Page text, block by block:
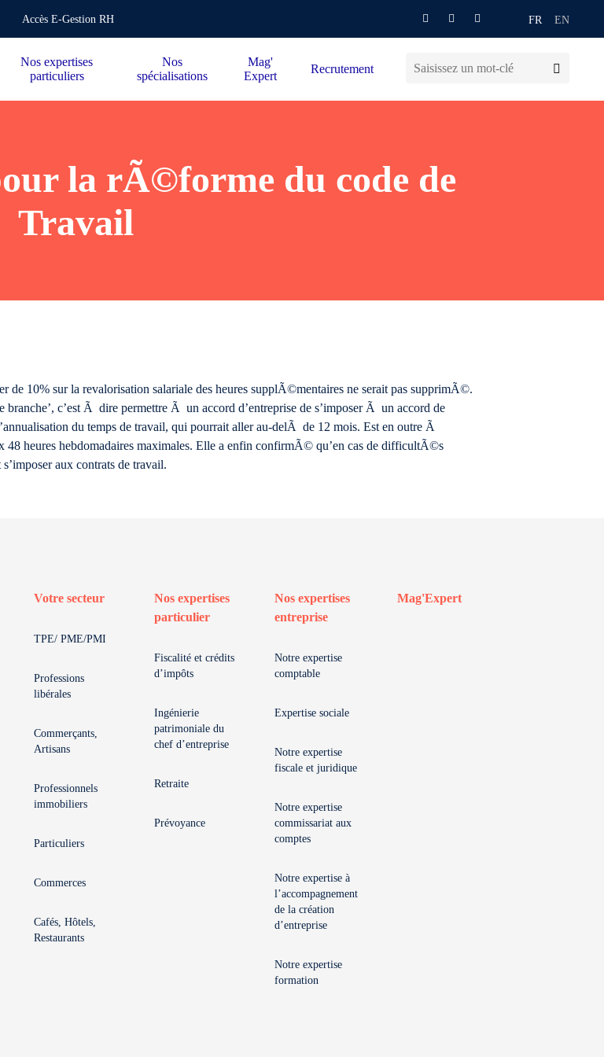
Accès E-Gestion RH FR EN
Nos expertises
particuliers
Nos
spécialisations
Mag'
Expert
Recrutement
la rÃ©forme du code de
Travail
10% sur la revalorisation salariale des heures supplÃ©mentaires ne serait pas supprimÃ©.
branche’, c’est Ã dire permettre Ã un accord d’entreprise de s’imposer Ã un accord de
du temps de travail, qui pourrait aller au-delÃ de 12 mois. Est en outre Ã
heures hebdomadaires maximales. Elle a enfin confirmÃ© qu’en cas de difficultÃ©s
aux contrats de travail.
Votre secteur
TPE/ PME/PMI
Professions
libérales
Commerçants,
Artisans
Professionnels
immobiliers
Particuliers
Commerces
Cafés, Hôtels,
Restaurants
Nos expertises
particulier
Fiscalité et crédits
d’impôts
Ingénierie
patrimoniale du
chef d’entreprise
Retraite
Prévoyance
Nos expertises
entreprise
Notre expertise
comptable
Expertise sociale
Notre expertise
fiscale et juridique
Notre expertise
commissariat aux
comptes
Notre expertise à
l’accompagnement
de la création
d’entreprise
Notre expertise
formation
Mag'Expert